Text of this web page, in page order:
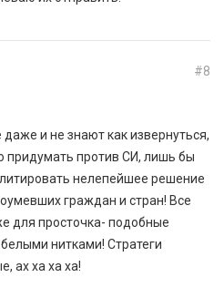
#8
и не знают как извернуться,
придумать против СИ, лишь бы
нелепейшее решение
граждан и стран! Все
для просточка- подобные
нитками! Стратеги
ах ха ха ха!